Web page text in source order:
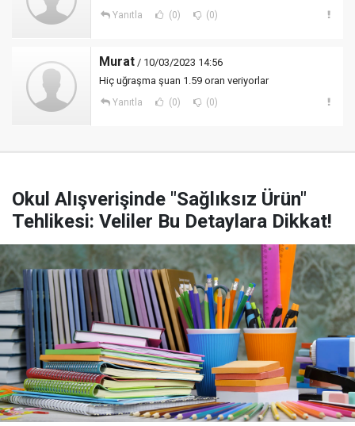
Yanıtla (0) (0)
Murat / 10/03/2023 14:56
Hiç uğraşma şuan 1.59 oran veriyorlar
Yanıtla (0) (0)
Okul Alışverişinde "Sağlıksız Ürün"
Tehlikesi: Veliler Bu Detaylara Dikkat!